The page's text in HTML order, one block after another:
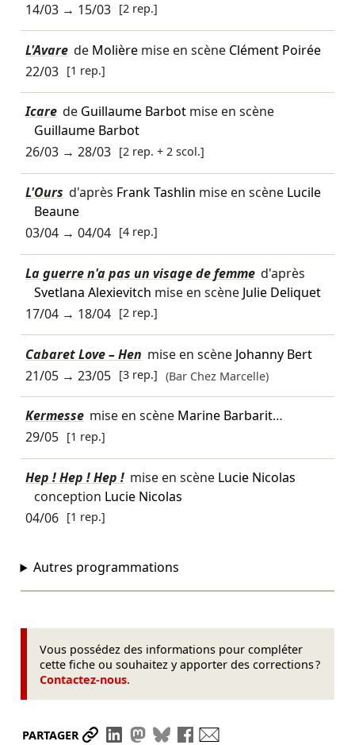
14/03→ 15/03 [2 rep.]
L'Avare de Molièremise en scène Clément Poirée
22/03 [1 rep.]
Icare de Guillaume Barbotmise en scène
Guillaume Barbot
26/03→ 28/03 [2 rep. + 2 scol.]
L'Ours d'après Frank Tashlin mise en scène Lucile
Beaune
03/04→ 04/04 [4 rep.]
La guerre n'a pas un visage de femme d'après
Svetlana Alexievitch mise en scène Julie Deliquet
17/04→ 18/04 [2 rep.]
Cabaret Love – Hen mise en scène Johanny Bert
21/05→ 23/05 [3 rep.] (Bar Chez Marcelle)
Kermesse mise en scène Marine Barbarit…
29/05 [1 rep.]
Hep ! Hep ! Hep ! mise en scène Lucie Nicolas
conception Lucie Nicolas
04/06 [1 rep.]
Autres programmations
Vous possédez des informations pour compléter
cette fiche ou souhaitez y apporter des corrections ?
Contactez-nous.
PARTAGER Partager le lien
Partager sur LinkedIn
Partager sur Mastodon
Partager sur Bluesky
Partager sur Facebook